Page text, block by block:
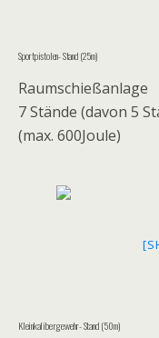
Sportpistolen- Stand (25m)
Raumschießanlage
7 Stände (davon 5
(max. 600Joule)
Kleinkalibergewehr- Stand (50m)